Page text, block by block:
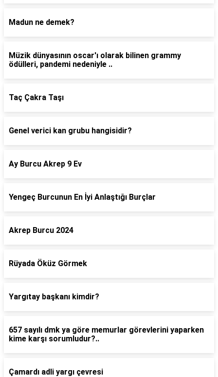
Madun ne demek?
Müzik dünyasının oscar'ı olarak bilinen grammy
ödülleri, pandemi nedeniyle ..
Taç Çakra Taşı
Genel verici kan grubu hangisidir?
Ay Burcu Akrep 9 Ev
Yengeç Burcunun En İyi Anlaştığı Burçlar
Akrep Burcu 2024
Rüyada Öküz Görmek
Yargıtay başkanı kimdir?
657 sayılı dmk ya göre memurlar görevlerini yaparken
kime karşı sorumludur?..
Çamardı adli yargı çevresi